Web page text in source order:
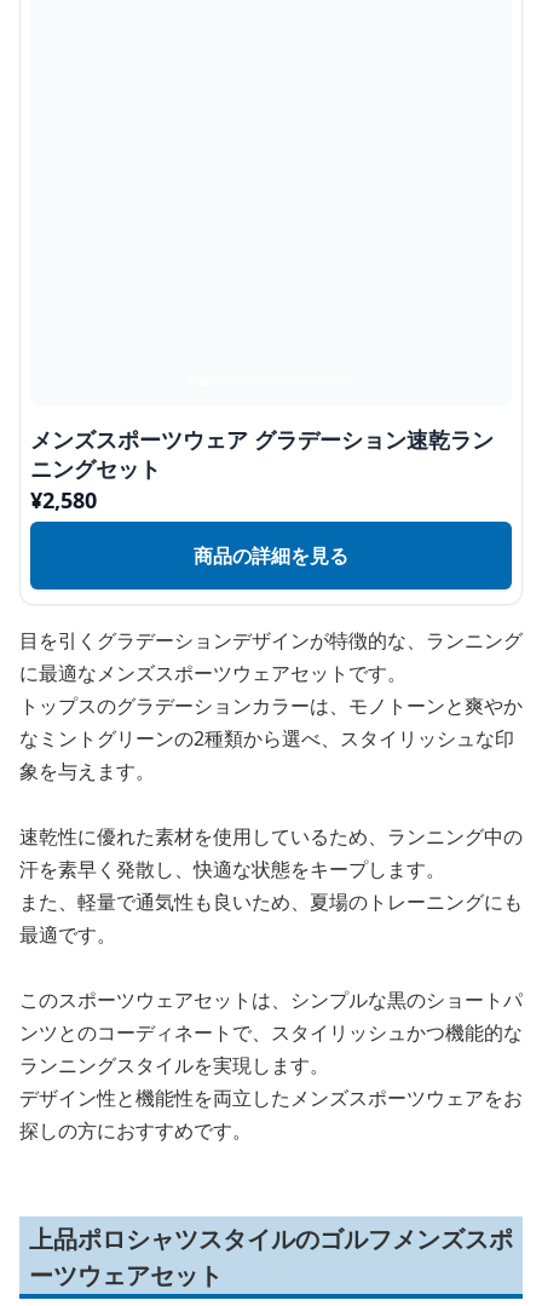
メンズスポーツウェア グラデーション速乾ラン
ニングセット
¥2,580
商品の詳細を見る
目を引くグラデーションデザインが特徴的な、ランニング
に最適なメンズスポーツウェアセットです。
トップスのグラデーションカラーは、モノトーンと爽やか
なミントグリーンの2種類から選べ、スタイリッシュな印
象を与えます。
速乾性に優れた素材を使用しているため、ランニング中の
汗を素早く発散し、快適な状態をキープします。
また、軽量で通気性も良いため、夏場のトレーニングにも
最適です。
このスポーツウェアセットは、シンプルな黒のショートパ
ンツとのコーディネートで、スタイリッシュかつ機能的な
ランニングスタイルを実現します。
デザイン性と機能性を両立したメンズスポーツウェアをお
探しの方におすすめです。
上品ポロシャツスタイルのゴルフメンズスポ
ーツウェアセット